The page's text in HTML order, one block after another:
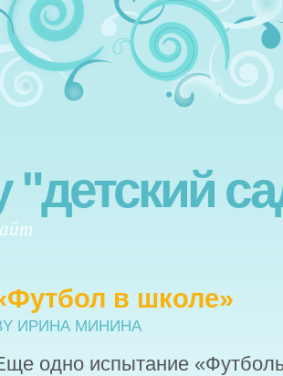
"детский
в школе»
ИРИНА МИНИНА
одно испытание